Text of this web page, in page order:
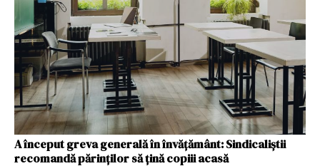
A început greva generală în învățământ: Sindicaliştii
recomandă părinţilor să ţină copiii acasă